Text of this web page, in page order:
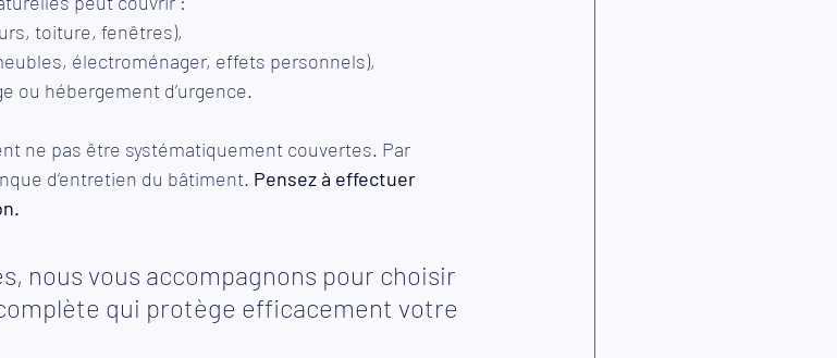
toiture, fenêtres),
électroménager, effets personnels),
ou hébergement d’urgence.
ne pas être systématiquement couvertes. Par
d’entretien du bâtiment. Pensez à effectuer
nous vous accompagnons pour choisir
qui protège efficacement votre